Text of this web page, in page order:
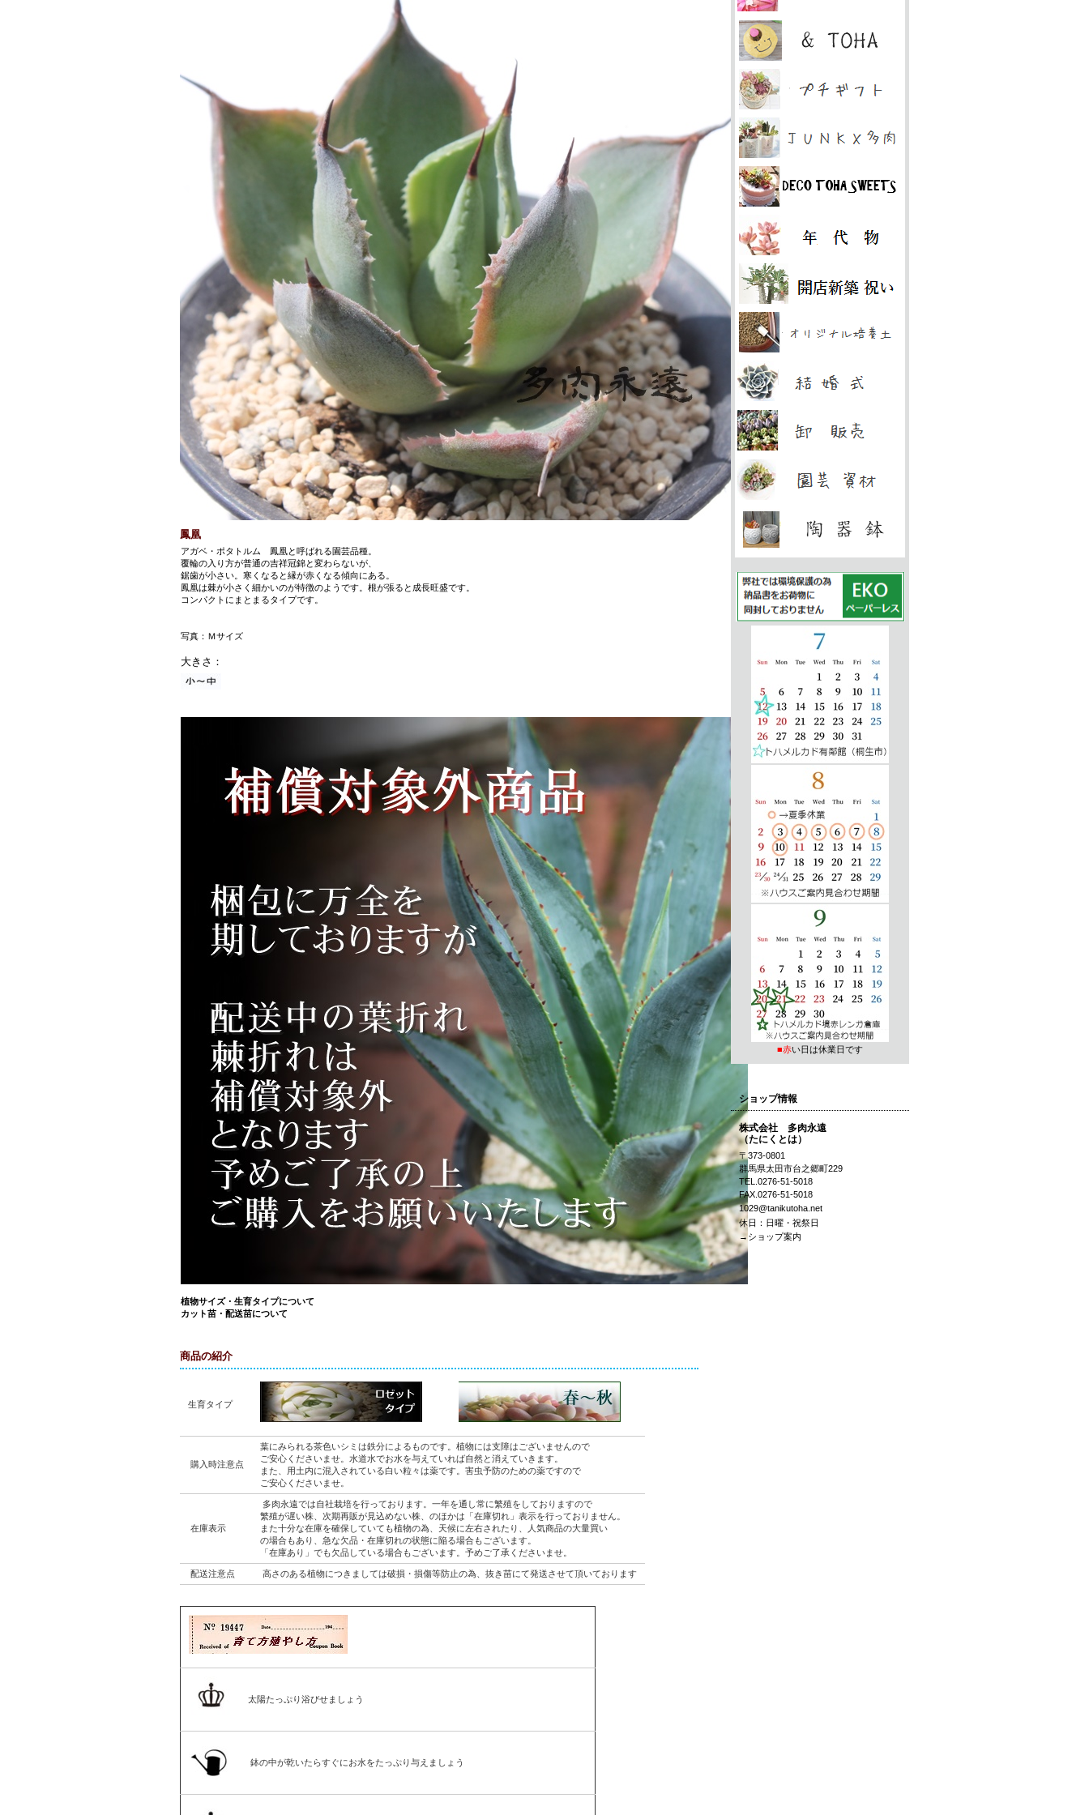
鳳凰
アガベ・ポタトルム 鳳凰と呼ばれる園芸品種。
覆輪の入り方が普通の吉祥冠錦と変わらないが、
鋸歯が小さい。寒くなると縁が赤くなる傾向にある。
鳳凰は棘が小さく細かいのが特徴のようです。根が張ると成長旺盛です。
コンパクトにまとまるタイプです。
写真：Ｍサイズ
大きさ：
植物サイズ・生育タイプについて
カット苗・配送苗について
商品の紹介
生育タイプ
購入時注意点
葉にみられる茶色いシミは鉄分によるものです。植物には支障はございませんので
ご安心くださいませ。水道水でお水を与えていれば自然と消えていきます。
また、用土内に混入されている白い粒々は薬です。害虫予防のための薬ですので
ご安心くださいませ。
在庫表示
多肉永遠では自社栽培を行っております。一年を通し常に繁殖をしておりますので
繁殖が遅い株、次期再販が見込めない株、のほかは「在庫切れ」表示を行っておりません。
また十分な在庫を確保していても植物の為、天候に左右されたり、人気商品の大量買い
の場合もあり、急な欠品・在庫切れの状態に陥る場合もございます。
「在庫あり」でも欠品している場合もございます。予めご了承くださいませ。
配送注意点 高さのある植物につきましては破損・損傷等防止の為、抜き苗にて発送させて頂いております
太陽たっぷり浴びせましょう
鉢の中が乾いたらすぐにお水をたっぷり与えましょう
■赤い日は休業日です
ショップ情報
株式会社 多肉永遠
（たにくとは）
〒373-0801
群馬県太田市台之郷町229
TEL.0276-51-5018
FAX.0276-51-5018
1029@tanikutoha.net
休日：日曜・祝祭日
→ショップ案内